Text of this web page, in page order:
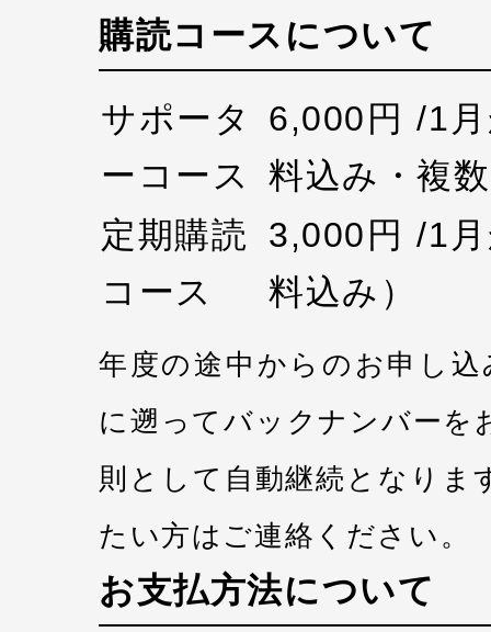
購読コースについて
サポータ
ーコース
6,000円 /1
料込み・複
定期購読
コース
3,000円 /1
料込み）
年度の途中からのお申し
に遡ってバックナンバーを
則として自動継続となりま
たい方はご連絡ください。
お支払方法について